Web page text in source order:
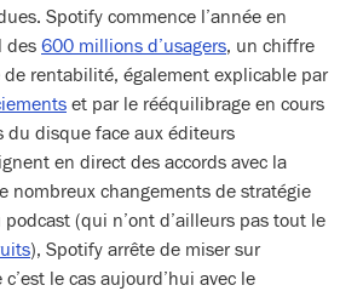
Spotify commence l’année en
des 600 millions d’usagers, un chiffre
rentabilité, également explicable par
et par le rééquilibrage en cours
du disque face aux éditeurs
en direct des accords avec la
nombreux changements de stratégie
(qui n’ont d’ailleurs pas tout le
), Spotify arrête de miser sur
le cas aujourd’hui avec le